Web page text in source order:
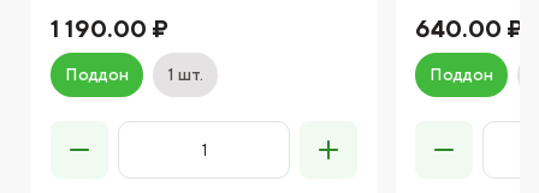
1 190.00 ₽
Поддон 1 шт.
640.00 ₽
Поддон